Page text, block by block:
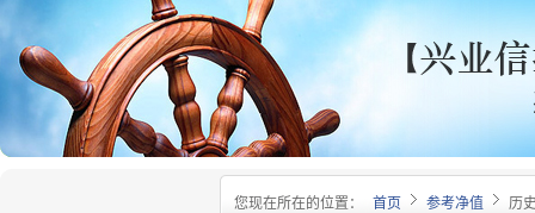
您现在所在的位置： 首页 参考净值 历